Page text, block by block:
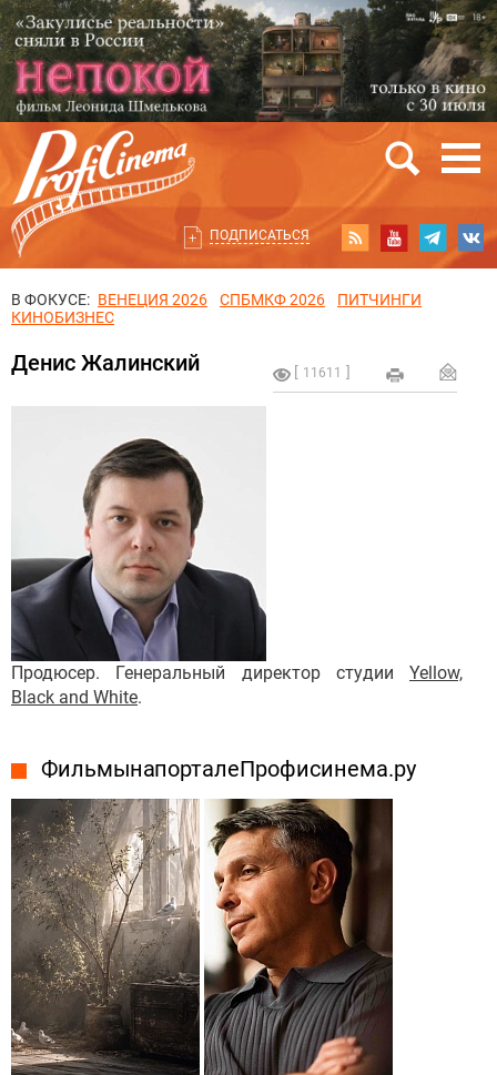
ПОДПИСАТЬСЯ
В ФОКУСЕ: ВЕНЕЦИЯ 2026 СПБМКФ 2026
ПИТЧИНГИ
КИНОБИЗНЕС
11611
Денис Жалинский
Продюсер. Генеральный директор студии Yellow,
Black and White.
Фильмы на портале Профисинема.ру